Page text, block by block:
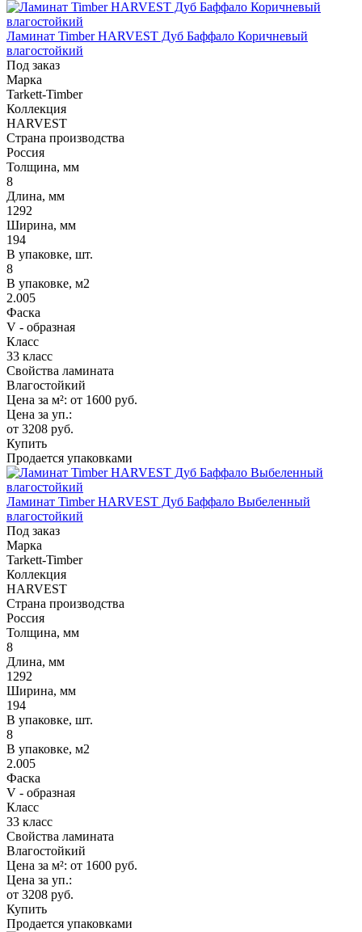
Ламинат Timber HARVEST Дуб Баффало Коричневый
влагостойкий
Под заказ
Марка
Tarkett-Timber
Коллекция
HARVEST
Страна производства
Россия
Толщина, мм
8
Длина, мм
1292
Ширина, мм
194
В упаковке, шт.
8
В упаковке, м2
2.005
Фаска
V - образная
Класс
33 класс
Свойства ламината
Влагостойкий
Цена за м²: от 1600 руб.
Цена за уп.:
от 3208 руб.
Купить
Продается упаковками
Ламинат Timber HARVEST Дуб Баффало Выбеленный
влагостойкий
Под заказ
Марка
Tarkett-Timber
Коллекция
HARVEST
Страна производства
Россия
Толщина, мм
8
Длина, мм
1292
Ширина, мм
194
В упаковке, шт.
8
В упаковке, м2
2.005
Фаска
V - образная
Класс
33 класс
Свойства ламината
Влагостойкий
Цена за м²: от 1600 руб.
Цена за уп.:
от 3208 руб.
Купить
Продается упаковками